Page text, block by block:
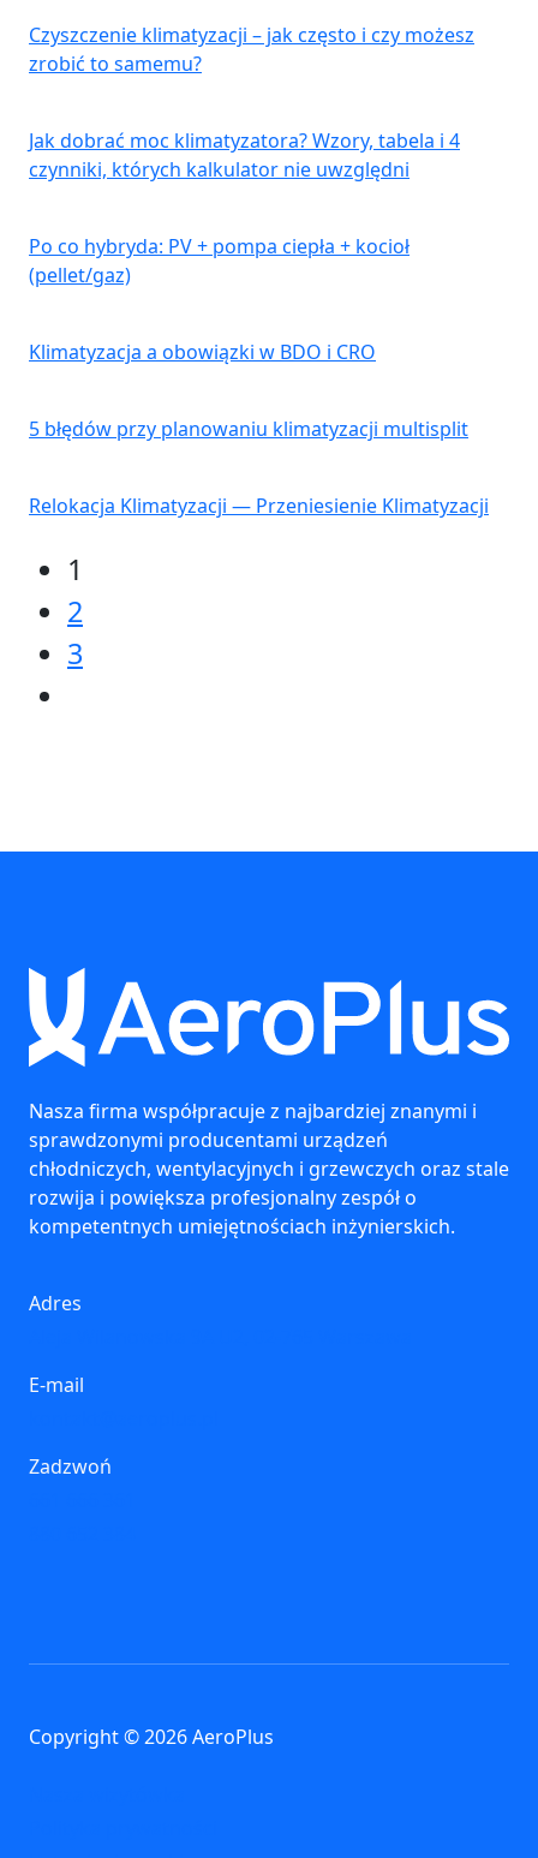
Czyszczenie klimatyzacji – jak często i czy możesz
zrobić to samemu?
Jak dobrać moc klimatyzatora? Wzory, tabela i 4
czynniki, których kalkulator nie uwzględni
Po co hybryda: PV + pompa ciepła + kocioł
(pellet/gaz)
Klimatyzacja a obowiązki w BDO i CRO
5 błędów przy planowaniu klimatyzacji multisplit
Relokacja Klimatyzacji — Przeniesienie Klimatyzacji
1
2
3
Nasza firma współpracuje z najbardziej znanymi i
sprawdzonymi producentami urządzeń
chłodniczych, wentylacyjnych i grzewczych oraz stale
rozwija i powiększa profesjonalny zespół o
kompetentnych umiejętnościach inżynierskich.
Adres
E-mail
Zadzwoń
Copyright © 2026 AeroPlus